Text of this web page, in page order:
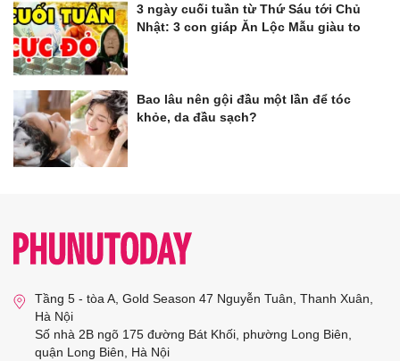
3 ngày cuối tuần từ Thứ Sáu tới Chủ
Nhật: 3 con giáp Ăn Lộc Mẫu giàu to
Bao lâu nên gội đầu một lần để tóc
khỏe, da đầu sạch?
Tầng 5 - tòa A, Gold Season 47 Nguyễn Tuân, Thanh Xuân,
Hà Nội
Số nhà 2B ngõ 175 đường Bát Khối, phường Long Biên,
quận Long Biên, Hà Nội